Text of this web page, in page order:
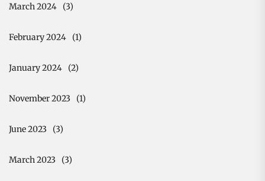
March 2024 (3)
February 2024 (1)
January 2024 (2)
November 2023 (1)
June 2023 (3)
March 2023 (3)